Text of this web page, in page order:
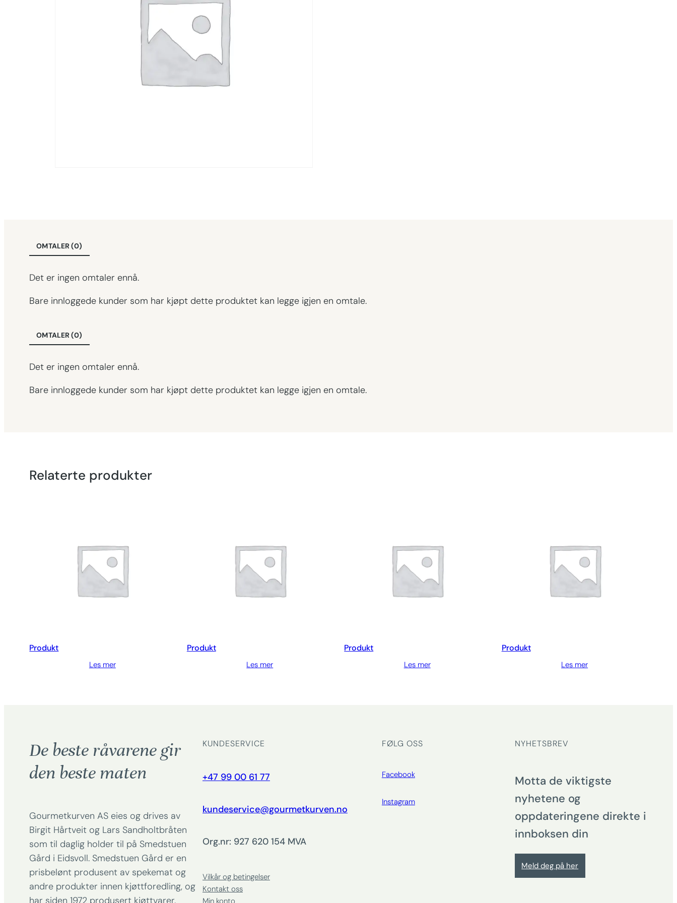
OMTALER (0)
Det er ingen omtaler ennå.
Bare innloggede kunder som har kjøpt dette produktet kan legge igjen en omtale.
OMTALER (0)
Det er ingen omtaler ennå.
Bare innloggede kunder som har kjøpt dette produktet kan legge igjen en omtale.
Relaterte produkter
Produkt
Les mer
Produkt
Les mer
Produkt
Les mer
Produkt
Les mer
De beste råvarene gir
den beste maten
Gourmetkurven AS eies og drives av
Birgit Hårtveit og Lars Sandholtbråten
som til daglig holder til på Smedstuen
Gård i Eidsvoll. Smedstuen Gård er en
prisbelønt produsent av spekemat og
andre produkter innen kjøttforedling, og
KUNDESERVICE
+47 99 00 61 77
kundeservice@gourmetkurven.no
Org.nr: 927 620 154 MVA
Vilkår og betingelser
Kontakt oss
Min konto
FØLG OSS
Facebook
Instagram
NYHETSBREV
Motta de viktigste
nyhetene og
oppdateringene direkte i
innboksen din
Meld deg på her